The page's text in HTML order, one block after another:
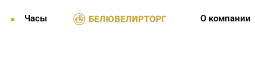
Часы О компании